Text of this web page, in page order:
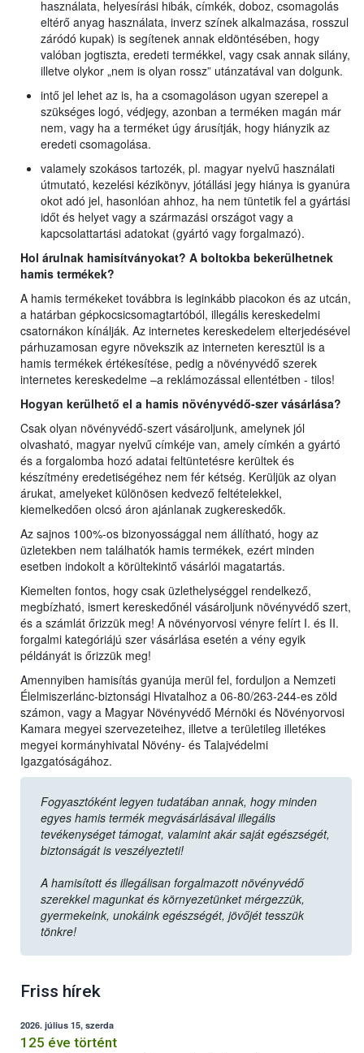
használata, helyesírási hibák, címkék, doboz, csomagolás
eltérő anyag használata, inverz színek alkalmazása, rosszul
záródó kupak) is segítenek annak eldöntésében, hogy
valóban jogtiszta, eredeti termékkel, vagy csak annak silány,
illetve olykor „nem is olyan rossz” utánzatával van dolgunk.
intő jel lehet az is, ha a csomagoláson ugyan szerepel a
szükséges logó, védjegy, azonban a terméken magán már
nem, vagy ha a terméket úgy árusítják, hogy hiányzik az
eredeti csomagolása.
valamely szokásos tartozék, pl. magyar nyelvű használati
útmutató, kezelési kézikönyv, jótállási jegy hiánya is gyanúra
okot adó jel, hasonlóan ahhoz, ha nem tüntetik fel a gyártási
időt és helyet vagy a származási országot vagy a
kapcsolattartási adatokat (gyártó vagy forgalmazó).
Hol árulnak hamisítványokat? A boltokba bekerülhetnek
hamis termékek?
A hamis termékeket továbbra is leginkább piacokon és az utcán,
a határban gépkocsicsomagtartóból, illegális kereskedelmi
csatornákon kínálják. Az internetes kereskedelem elterjedésével
párhuzamosan egyre növekszik az interneten keresztül is a
hamis termékek értékesítése, pedig a növényvédő szerek
internetes kereskedelme –a reklámozással ellentétben - tilos!
Hogyan kerülhető el a hamis növényvédő-szer vásárlása?
Csak olyan növényvédő-szert vásároljunk, amelynek jól
olvasható, magyar nyelvű címkéje van, amely címkén a gyártó
és a forgalomba hozó adatai feltüntetésre kerültek és
készítmény eredetiségéhez nem fér kétség. Kerüljük az olyan
árukat, amelyeket különösen kedvező feltételekkel,
kiemelkedően olcsó áron ajánlanak zugkereskedők.
Az sajnos 100%-os bizonyossággal nem állítható, hogy az
üzletekben nem találhatók hamis termékek, ezért minden
esetben indokolt a körültekintő vásárlói magatartás.
Kiemelten fontos, hogy csak üzlethelységgel rendelkező,
megbízható, ismert kereskedőnél vásároljunk növényvédő szert,
és a számlát őrizzük meg! A növényorvosi vényre felírt I. és II.
forgalmi kategóriájú szer vásárlása esetén a vény egyik
példányát is őrizzük meg!
Amennyiben hamisítás gyanúja merül fel, forduljon a Nemzeti
Élelmiszerlánc-biztonsági Hivatalhoz a 06-80/263-244-es zöld
számon, vagy a Magyar Növényvédő Mérnöki és Növényorvosi
Kamara megyei szervezeteihez, illetve a területileg illetékes
megyei kormányhivatal Növény- és Talajvédelmi
Igazgatóságához.
Fogyasztóként legyen tudatában annak, hogy minden
egyes hamis termék megvásárlásával illegális
tevékenységet támogat, valamint akár saját egészségét,
biztonságát is veszélyezteti!
A hamisított és illegálisan forgalmazott növényvédő
szerekkel magunkat és környezetünket mérgezzük,
gyermekeink, unokáink egészségét, jövőjét tesszük
tönkre!
Friss hírek
2026. július 15, szerda
125 éve történt